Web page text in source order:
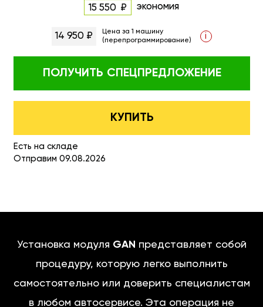
15 550 экономия
14 950 ₽
Цена за 1 машину
(перепрограммирование)
i
ПОЛУЧИТЬ СПЕЦПРЕДЛОЖЕНИЕ
КУПИТЬ
Есть на складе
Отправим 09.08.2026
Установка модуля GAN представляет собой
процедуру, которую легко выполнить
самостоятельно или доверить специалистам
в любом автосервисе. Эта операция не